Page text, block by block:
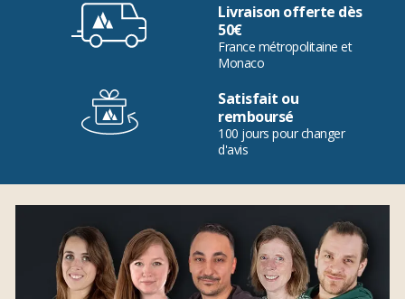
Livraison offerte dès
50€
France métropolitaine et
Monaco
Satisfait ou
remboursé
100 jours pour changer
d'avis